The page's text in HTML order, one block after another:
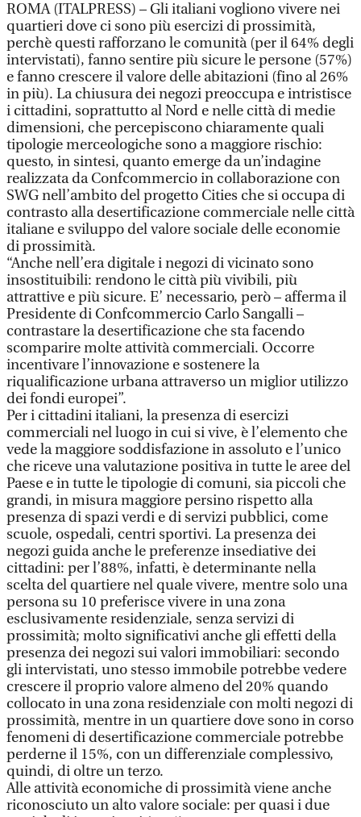
ROMA (ITALPRESS) – Gli italiani vogliono vivere nei
quartieri dove ci sono più esercizi di prossimità,
perchè questi rafforzano le comunità (per il 64% degli
intervistati), fanno sentire più sicure le persone (57%)
e fanno crescere il valore delle abitazioni (fino al 26%
in più). La chiusura dei negozi preoccupa e intristisce
i cittadini, soprattutto al Nord e nelle città di medie
dimensioni, che percepiscono chiaramente quali
tipologie merceologiche sono a maggiore rischio:
questo, in sintesi, quanto emerge da un’indagine
realizzata da Confcommercio in collaborazione con
SWG nell’ambito del progetto Cities che si occupa di
contrasto alla desertificazione commerciale nelle città
italiane e sviluppo del valore sociale delle economie
di prossimità.
“Anche nell’era digitale i negozi di vicinato sono
insostituibili: rendono le città più vivibili, più
attrattive e più sicure. E’ necessario, però – afferma il
Presidente di Confcommercio Carlo Sangalli –
contrastare la desertificazione che sta facendo
scomparire molte attività commerciali. Occorre
incentivare l’innovazione e sostenere la
riqualificazione urbana attraverso un miglior utilizzo
dei fondi europei”.
Per i cittadini italiani, la presenza di esercizi
commerciali nel luogo in cui si vive, è l’elemento che
vede la maggiore soddisfazione in assoluto e l’unico
che riceve una valutazione positiva in tutte le aree del
Paese e in tutte le tipologie di comuni, sia piccoli che
grandi, in misura maggiore persino rispetto alla
presenza di spazi verdi e di servizi pubblici, come
scuole, ospedali, centri sportivi. La presenza dei
negozi guida anche le preferenze insediative dei
cittadini: per l’88%, infatti, è determinante nella
scelta del quartiere nel quale vivere, mentre solo una
persona su 10 preferisce vivere in una zona
esclusivamente residenziale, senza servizi di
prossimità; molto significativi anche gli effetti della
presenza dei negozi sui valori immobiliari: secondo
gli intervistati, uno stesso immobile potrebbe vedere
crescere il proprio valore almeno del 20% quando
collocato in una zona residenziale con molti negozi di
prossimità, mentre in un quartiere dove sono in corso
fenomeni di desertificazione commerciale potrebbe
perderne il 15%, con un differenziale complessivo,
quindi, di oltre un terzo.
Alle attività economiche di prossimità viene anche
riconosciuto un alto valore sociale: per quasi i due